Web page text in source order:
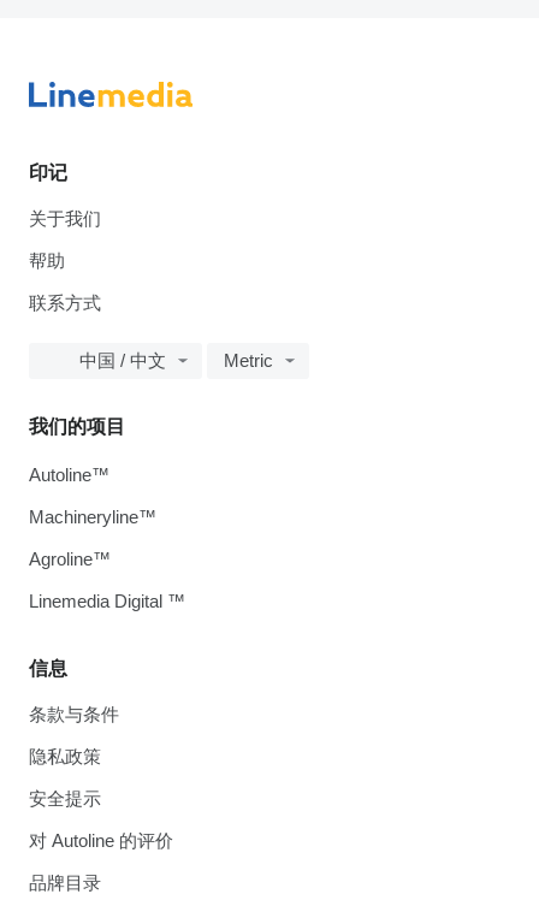
印记
关于我们
帮助
联系方式
中国 / 中文 Metric
信息
条款与条件
隐私政策
安全提示
对 Autoline 的评价
品牌目录
我们的项目
Autoline™
Machineryline™
Agroline™
Linemedia Digital ™